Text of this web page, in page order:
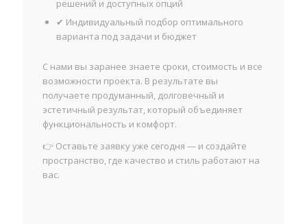
решений и доступных опций
✔ Индивидуальный подбор оптимального
варианта под задачи и бюджет
С нами вы заранее знаете сроки, стоимость и все
возможности проекта. В результате вы
получаете продуманный, долговечный и
эстетичный результат, который объединяет
функциональность и комфорт.
👉 Оставьте заявку уже сегодня — и создайте
пространство, где качество и стиль работают на
вас.